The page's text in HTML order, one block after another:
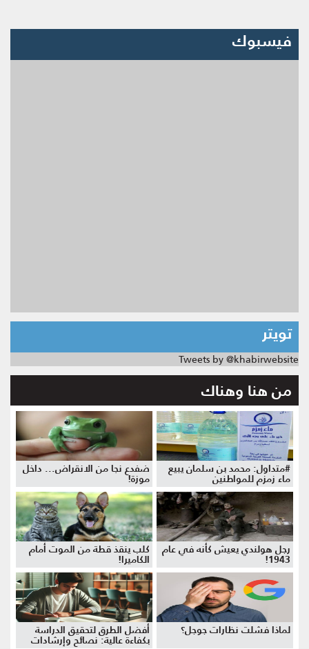
فيسبوك
تويتر
Tweets by @khabirwebsite
من هنا وهناك
#متداول: محمد بن سلمان يبيع
ماء زمزم للمواطنين
ضفدع نجا من الانقراض... داخل
موزة!
رجل هولندي يعيش كأنه في عام
1943!
كلب ينقذ قطة من الموت أمام
الكاميرا!
لماذا فشلت نظارات جوجل؟ أفضل الطرق لتحقيق الدراسة
بكفاءة عالية: نصائح وإرشادات